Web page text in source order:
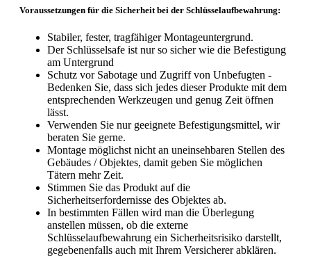
Voraussetzungen für die Sicherheit bei der Schlüsselaufbewahrung:
Stabiler, fester, tragfähiger Montageuntergrund.
Der Schlüsselsafe ist nur so sicher wie die Befestigung
am Untergrund
Schutz vor Sabotage und Zugriff von Unbefugten -
Bedenken Sie, dass sich jedes dieser Produkte mit dem
entsprechenden Werkzeugen und genug Zeit öffnen
lässt.
Verwenden Sie nur geeignete Befestigungsmittel, wir
beraten Sie gerne.
Montage möglichst nicht an uneinsehbaren Stellen des
Gebäudes / Objektes, damit geben Sie möglichen
Tätern mehr Zeit.
Stimmen Sie das Produkt auf die
Sicherheitserfordernisse des Objektes ab.
In bestimmten Fällen wird man die Überlegung
anstellen müssen, ob die externe
Schlüsselaufbewahrung ein Sicherheitsrisiko darstellt,
gegebenenfalls auch mit Ihrem Versicherer abklären.